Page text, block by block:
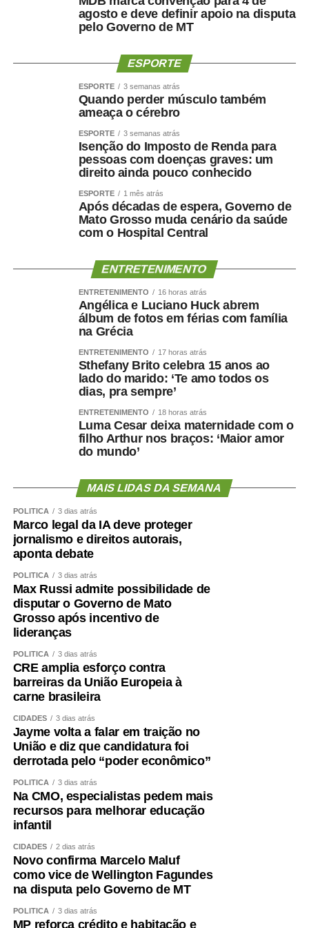
uma gestão comprometida com a eficiência e a
humanização da assistência. Além de sermos referência
queimados, temos ampliado a oferta de cirurgias eletivas
e procedimentos especializados, garantindo mais acesso
e qualidade no atendimento prestado aos usuários do
SUS”, destacou.
Referência estadual em urgência, emergência,
politrauma, traumato-ortopedia e tratamento de
queimados, por meio do Centro de Tratamento de
Queimados (CTQ), o HMC funciona em regime de portas
abertas para atendimentos de urgência e emergência.
A unidade dispõe de enfermarias adulta e infantil,
Hospital Dia, centros cirúrgicos, salas de medicação e
estrutura completa para assistência ambulatorial e
Nos últimos meses, o hospital também ampliou a oferta
de procedimentos especializados. Entre junho e julho,
videolaparoscopia, com previsão de 30 procedimentos
para reduzir a fila de espera do Sistema Único de Saúde
Outra ação inédita colocou Cuiabá em destaque no
cenário nacional. O HMC promoveu um mutirão exclusivo
de cirurgias reparadoras para vítimas de queimaduras
elétricas decorrentes de acidentes de trabalho, tornando-
voltada exclusivamente para esse público.
Aproximadamente 20 pacientes foram atendidos durante
a ação.
Para o diretor técnico do HMC, Dr. Eduardo Andraus, os
indicadores confirmam a capacidade da unidade em
atender pacientes de média e alta complexidade.
“O HMC foi concebido para ser um hospital de alta
resolutividade. Nossa capacidade de receber pacientes
regulados das UPAs permite que essas unidades
continuem atendendo novos casos de urgência e
emergência. Contamos com equipes preparadas,
protocolos bem estabelecidos e uma estrutura capaz de
atender desde casos clínicos até situações de alta
complexidade, como politrauma, queimados e cirurgias
especializadas. Os resultados de maio e junho
demonstram que estamos cumprindo essa missão com
eficiência”, concluiu.
COMENTE ABAIXO:
WhatsApp
agosto e deve definir apoio na disputa
pelo Governo de MT
ESPORTE
ESPORTE 3 semanas atrás
Quando perder músculo também
ameaça o cérebro
ESPORTE 3 semanas atrás
Isenção do Imposto de Renda para
pessoas com doenças graves: um
direito ainda pouco conhecido
ESPORTE 1 mês atrás
Após décadas de espera, Governo de
Mato Grosso muda cenário da saúde
com o Hospital Central
ENTRETENIMENTO
ENTRETENIMENTO 16 horas atrás
Angélica e Luciano Huck abrem
álbum de fotos em férias com família
na Grécia
ENTRETENIMENTO 17 horas atrás
Sthefany Brito celebra 15 anos ao
lado do marido: ‘Te amo todos os
dias, pra sempre’
ENTRETENIMENTO 18 horas atrás
Luma Cesar deixa maternidade com o
filho Arthur nos braços: ‘Maior amor
do mundo’
MAIS LIDAS DA SEMANA
POLÍTICA 3 dias atrás
Marco legal da IA deve proteger
jornalismo e direitos autorais,
aponta debate
POLÍTICA 3 dias atrás
Max Russi admite possibilidade de
disputar o Governo de Mato
Grosso após incentivo de
lideranças
POLÍTICA 3 dias atrás
CRE amplia esforço contra
barreiras da União Europeia à
carne brasileira
CIDADES 3 dias atrás
Jayme volta a falar em traição no
União e diz que candidatura foi
derrotada pelo “poder econômico”
POLÍTICA 3 dias atrás
Na CMO, especialistas pedem mais
recursos para melhorar educação
infantil
CIDADES 2 dias atrás
Novo confirma Marcelo Maluf
como vice de Wellington Fagundes
na disputa pelo Governo de MT
POLÍTICA 3 dias atrás
MP reforça crédito e habitação e